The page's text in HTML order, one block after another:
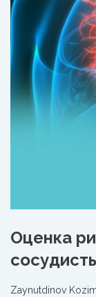
Oценка
Zaynutdinov